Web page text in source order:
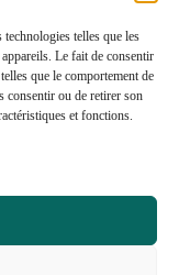
telles que les
Le fait de consentir
que le comportement de
consentir ou de retirer son
et fonctions.